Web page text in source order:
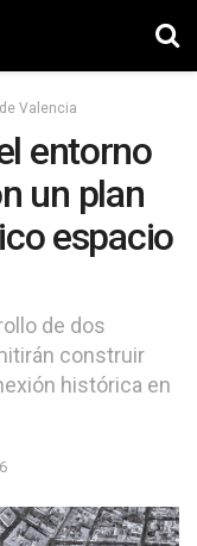
Valencia
entorno
un plan
espacio
de dos
construir
histórica en